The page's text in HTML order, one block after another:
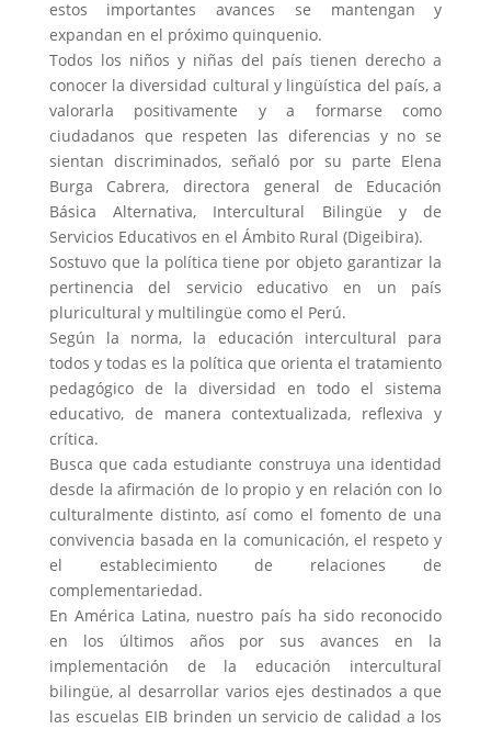
estos importantes avances se mantengan y
expandan en el próximo quinquenio.
Todos los niños y niñas del país tienen derecho a
conocer la diversidad cultural y lingüística del país, a
valorarla positivamente y a formarse como
ciudadanos que respeten las diferencias y no se
sientan discriminados, señaló por su parte Elena
Burga Cabrera, directora general de Educación
Básica Alternativa, Intercultural Bilingüe y de
Servicios Educativos en el Ámbito Rural (Digeibira).
Sostuvo que la política tiene por objeto garantizar la
pertinencia del servicio educativo en un país
pluricultural y multilingüe como el Perú.
Según la norma, la educación intercultural para
todos y todas es la política que orienta el tratamiento
pedagógico de la diversidad en todo el sistema
educativo, de manera contextualizada, reflexiva y
crítica.
Busca que cada estudiante construya una identidad
desde la afirmación de lo propio y en relación con lo
culturalmente distinto, así como el fomento de una
convivencia basada en la comunicación, el respeto y
el establecimiento de relaciones de
complementariedad.
En América Latina, nuestro país ha sido reconocido
en los últimos años por sus avances en la
implementación de la educación intercultural
bilingüe, al desarrollar varios ejes destinados a que
las escuelas EIB brinden un servicio de calidad a los